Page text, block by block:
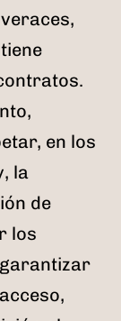
en los
la
de
los